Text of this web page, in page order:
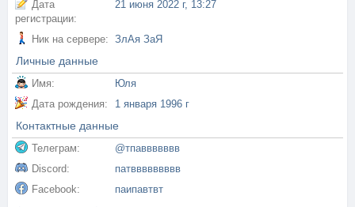
Дата
регистрации:
21 июня 2022 г, 13:27
Ник на сервере: ЗлАя ЗаЯ
Личные данные
Имя:
Юля
Дата рождения:
1 января 1996 г
Контактные данные
Телеграм:
@тпаввввввв
Discord:
патввввввввв
Facebook:
паипавтвт